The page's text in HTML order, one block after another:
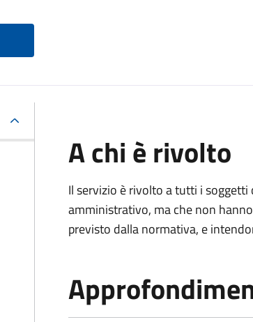
A chi è rivolto
Il servizio è rivolto a tutti i
amministrativo, ma che non
previsto dalla normativa, e